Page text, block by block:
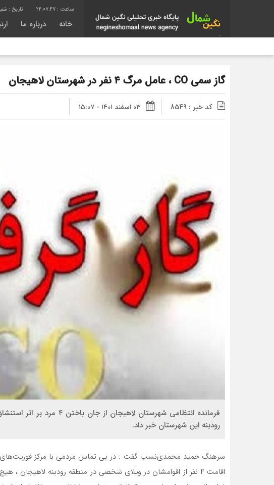
22:07:48 تاریخ : شنبه, ۱۷
خانه درباره ما
گاز سمی CO ، عامل مرگ ۴ نفر در شهرستان لاهیجان
کد خبر : 8549 ۰۳ اسفند ۱۴۰۱ - ۱۵:۰۷
فرمانده انتظامی شهرستان
رودبنه این شهرستان خبر داد.
اقامت ۴ نفر از اقوامشان در ویلای شخصی در منطقه رودبنه